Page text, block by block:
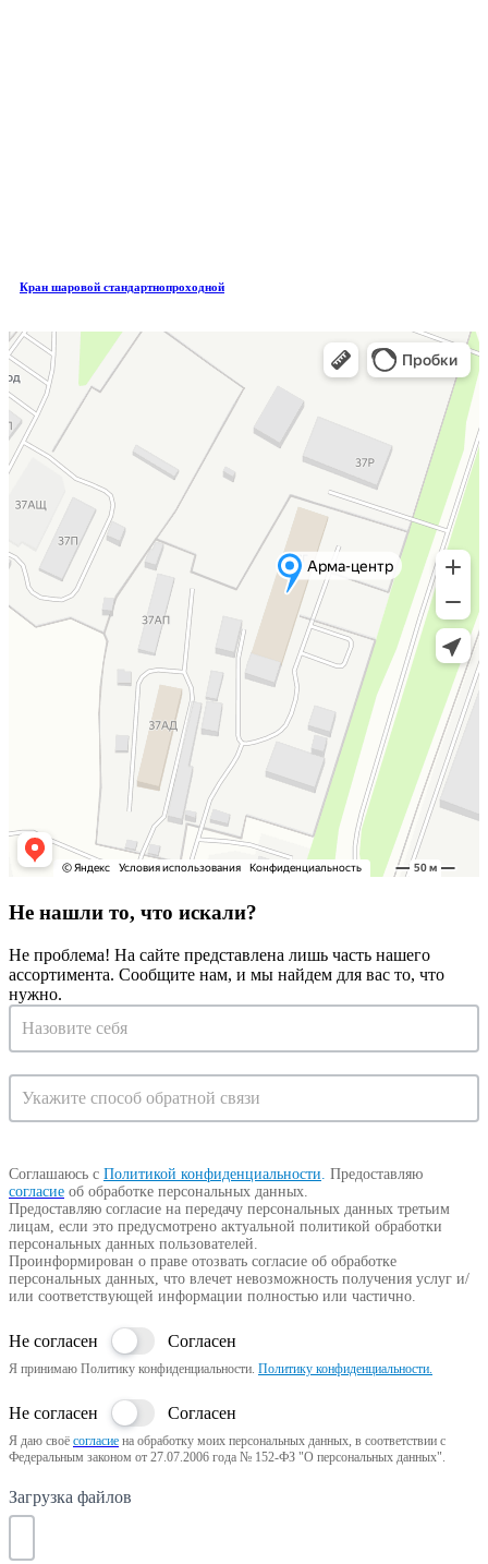
Кран шаровой стандартнопроходной
Не нашли то, что искали?
Не проблема! На сайте представлена лишь часть нашего
ассортимента. Сообщите нам, и мы найдем для вас то, что
нужно.
Запрос
на
консультацию
Соглашаюсь с Политикой конфиденциальности. Предоставляю
согласие об обработке персональных данных.
Предоставляю согласие на передачу персональных данных третьим
лицам, если это предусмотрено актуальной политикой обработки
персональных данных пользователей.
Проинформирован о праве отозвать согласие об обработке
персональных данных, что влечет невозможность получения услуг и/
или соответствующей информации полностью или частично.
Не согласен Согласен
Я принимаю Политику конфиденциальности. Политику конфиденциальности.
Не согласен Согласен
Я даю своё согласие на обработку моих персональных данных, в соответствии с
Федеральным законом от 27.07.2006 года № 152-ФЗ "О персональных данных".
Загрузка файлов